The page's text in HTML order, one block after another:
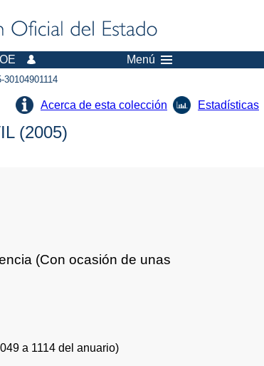
Menú
30104901114
Acerca de esta colección Estadísticas
(2005)
(Con ocasión de unas
a 1114 del anuario)